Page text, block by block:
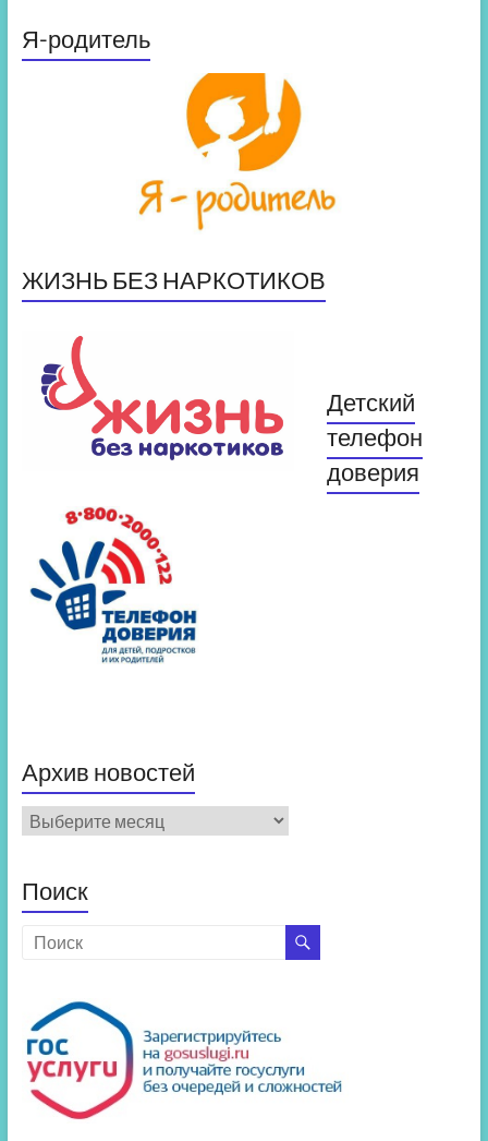
Я-родитель
ЖИЗНЬ БЕЗ НАРКОТИКОВ
Детский
телефон
доверия
Архив новостей
Архив
новостей
Поиск